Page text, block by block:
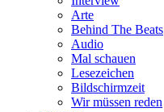
Arte
Behind The Beats
Audio
Mal schauen
Lesezeichen
Bildschirmzeit
Wir müssen reden